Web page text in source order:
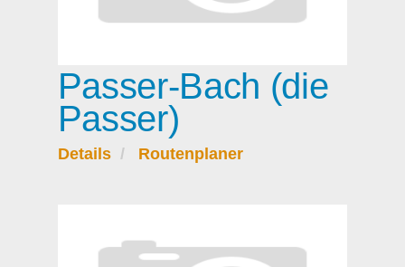
Passer-Bach (die
Passer)
Details Routenplaner